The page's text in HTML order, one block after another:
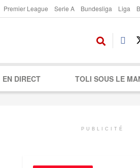
Premier League Serie A Bundesliga Liga
EN DIRECT TOLI SOUS LE
PUBLICITÉ